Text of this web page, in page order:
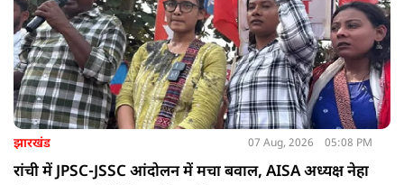
झारखंड 07 Aug, 2026 05:08 PM
रांची में JPSC-JSSC आंदोलन में मचा बवाल, AISA अध्यक्ष नेहा